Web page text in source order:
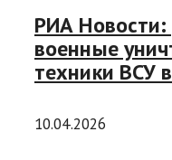
РИА Новости:
военные
техники ВСУ
10.04.2026